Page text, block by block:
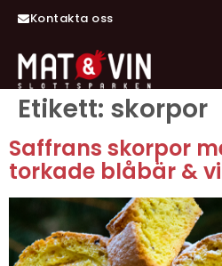
Kontakta oss
Etikett: skorpor
Saffrans skorpor
torkade blåbär &